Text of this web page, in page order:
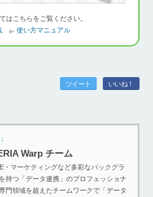
はこちらをご覧ください。
使い方マニュアル
ツイート いいね！
Warp チーム
・マーケティングなど多彩なバックグラ
持つ「データ連携」のプロフェッショナ
門領域を超えたチームワークで「データ